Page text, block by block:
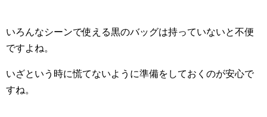
いろんなシーンで使える黒のバッグは持っていないと不便
ですよね。
いざという時に慌てないように準備をしておくのが安心で
すね。